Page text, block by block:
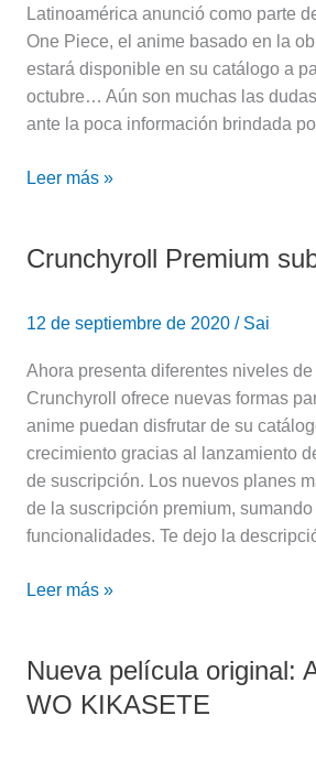
Latinoamérica anunció como parte
One Piece, el anime basado en la
estará disponible en su catálogo a
octubre… Aún son muchas las
ante la poca información brindada
Leer más »
Crunchyroll Premium
12 de septiembre de 2020 / Sai
Ahora presenta diferentes niveles
Crunchyroll ofrece nuevas formas
anime puedan disfrutar de su
crecimiento gracias al lanzamiento
de suscripción. Los nuevos planes
de la suscripción premium,
funcionalidades. Te dejo la
Crunchyroll
nivel!!
Leer más »
Nueva película original:
WO KIKASETE
Nueva
película